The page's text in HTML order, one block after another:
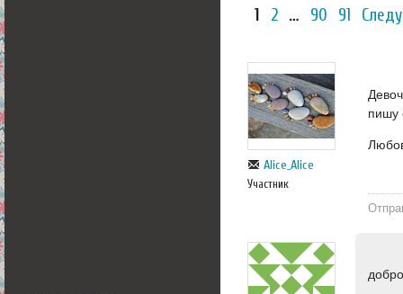
1 2 … 90 91
Alice_Alice
Участник
пишу